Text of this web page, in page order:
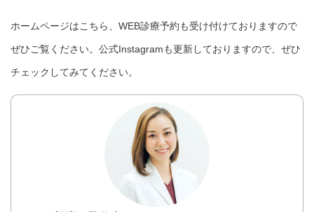
ホームページはこちら、 WEB診療予約も受け付けておりますので
ぜひご覧ください。 公式Instagramも更新しておりますので、ぜひ
チェックしてみてください。